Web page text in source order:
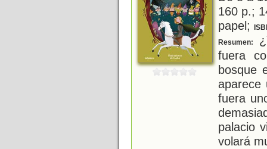
160 p.;
papel;
Resumen:
fuera
bosque
aparece
fuera
palacio
volará